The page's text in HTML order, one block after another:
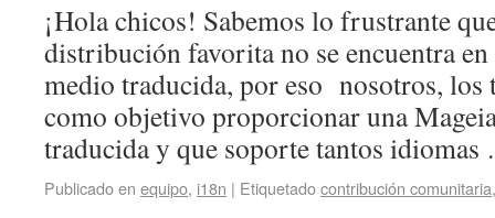
¡Hola chicos! Sabemos lo frustrante
distribución favorita no se encuentra
medio traducida, por eso nosotros, los
como objetivo proporcionar una
traducida y que soporte tantos
Publicado en equipo, i18n | Etiquetadocontribución comunitaria